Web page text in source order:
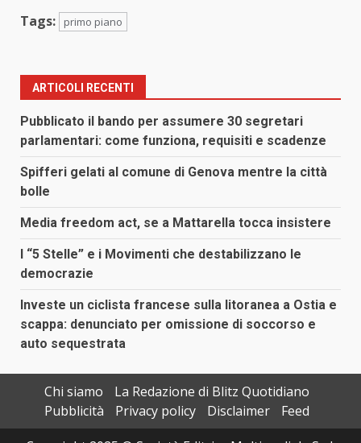
Tags: primo piano
ARTICOLI RECENTI
Pubblicato il bando per assumere 30 segretari
parlamentari: come funziona, requisiti e scadenze
Spifferi gelati al comune di Genova mentre la città
bolle
Media freedom act, se a Mattarella tocca insistere
I “5 Stelle” e i Movimenti che destabilizzano le
democrazie
Investe un ciclista francese sulla litoranea a Ostia e
scappa: denunciato per omissione di soccorso e
auto sequestrata
Chi siamo
La Redazione di Blitz Quotidiano
Pubblicità
Privacy policy Disclaimer
Feed